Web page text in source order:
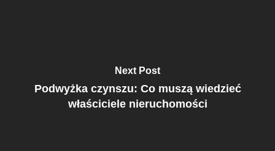
Next Post
Podwyżka czynszu: Co muszą wiedzieć
właściciele nieruchomości